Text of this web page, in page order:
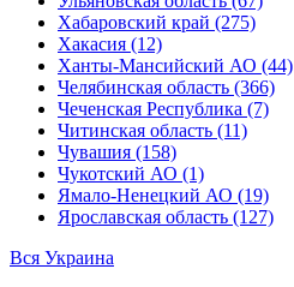
Хабаровский край (275)
Хакасия (12)
Ханты-Мансийский АО (44)
Челябинская область (366)
Чеченская Республика (7)
Читинская область (11)
Чувашия (158)
Чукотский АО (1)
Ямало-Ненецкий АО (19)
Ярославская область (127)
Вся Украина